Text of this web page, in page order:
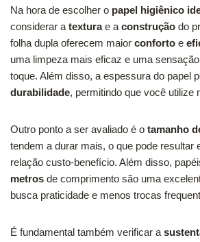
Na hora de escolher o papel higiênico
considerar a texturae a construção do
folha dupla oferecem maior conforto e
uma limpeza mais eficaz e uma
toque. Além disso, a espessura do papel
durabilidade, permitindo que você utilize
Outro ponto a ser avaliado é o tamanho
tendem a durar mais, o que pode resultar
relação custo-benefício. Além disso,
metros de comprimento são uma
busca praticidade e menos trocas
É fundamental também verificar a